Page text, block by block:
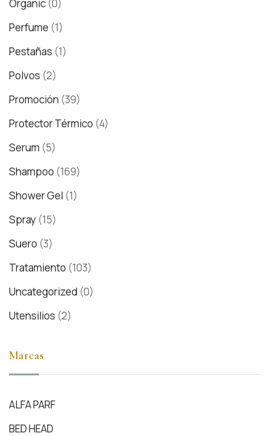
Organic (0)
Perfume (1)
Pestañas (1)
Polvos (2)
Promoción (39)
Protector Térmico (4)
Serum (5)
Shampoo (169)
Shower Gel (1)
Spray (15)
Suero (3)
Tratamiento (103)
Uncategorized (0)
Utensilios (2)
Marcas
ALFA PARF
BED HEAD